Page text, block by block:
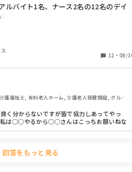
ルバイト1名、ナース2名の12名のデイ
デイの責任者をしてるのですが、監査の
3つぐらいを1年以上放置して今までの
ですが、8月からはデイでして下さい...
12 ・ 08/
護福祉士, 有料老人ホーム, 介護老人保健施設, グルー
く分からないですが皆で協力しあってやっ
私は◯◯やるから◯◯さんはこっちお願いねな
回答をもっと見る